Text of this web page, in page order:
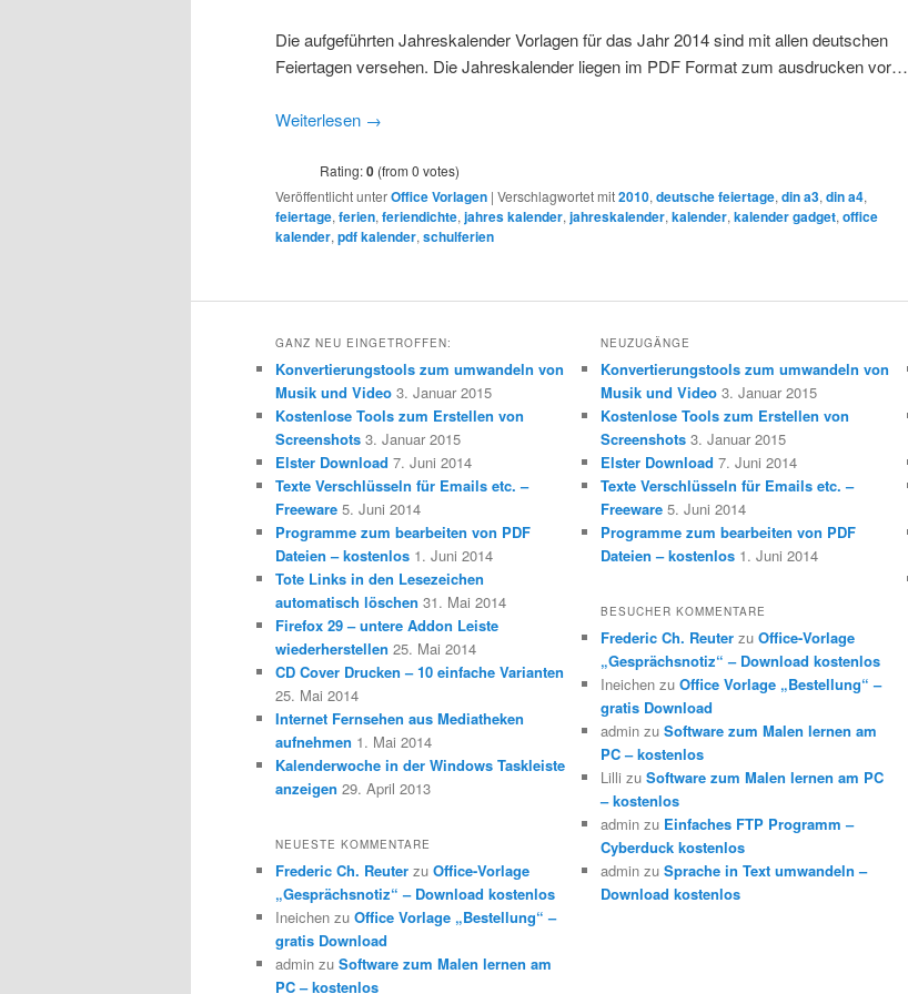
Die aufgeführten Jahreskalender Vorlagen für das Jahr 2014 sind mit allen deutschen
Feiertagen versehen. Die Jahreskalender liegen im PDF Format zum ausdrucken vor…
Weiterlesen →
Rating:0 (from 0 votes)
Veröffentlicht unterOffice Vorlagen | Verschlagwortet mit2010, deutsche feiertage, din a3, din a4,
feiertage, ferien, feriendichte, jahres kalender, jahreskalender, kalender, kalender gadget, office
kalender, pdf kalender, schulferien
GANZ NEU EINGETROFFEN:
Konvertierungstools zum umwandeln von
Musik und Video 3. Januar 2015
Kostenlose Tools zum Erstellen von
Screenshots 3. Januar 2015
Elster Download 7. Juni 2014
Texte Verschlüsseln für Emails etc. –
Freeware 5. Juni 2014
Programme zum bearbeiten von PDF
Dateien – kostenlos 1. Juni 2014
Tote Links in den Lesezeichen
automatisch löschen 31. Mai 2014
Firefox 29 – untere Addon Leiste
wiederherstellen 25. Mai 2014
CD Cover Drucken – 10 einfache Varianten
25. Mai 2014
Internet Fernsehen aus Mediatheken
aufnehmen 1. Mai 2014
Kalenderwoche in der Windows Taskleiste
anzeigen 29. April 2013
NEUESTE KOMMENTARE
Frederic Ch. Reuter zu Office-Vorlage
„Gesprächsnotiz“ – Download kostenlos
Ineichen zu Office Vorlage „Bestellung“ –
gratis Download
admin zu Software zum Malen lernen am
PC – kostenlos
NEUZUGÄNGE
Konvertierungstools zum umwandeln von
Musik und Video 3. Januar 2015
Kostenlose Tools zum Erstellen von
Screenshots 3. Januar 2015
Elster Download 7. Juni 2014
Texte Verschlüsseln für Emails etc. –
Freeware 5. Juni 2014
Programme zum bearbeiten von PDF
Dateien – kostenlos 1. Juni 2014
BESUCHER KOMMENTARE
Frederic Ch. Reuterzu Office-Vorlage
„Gesprächsnotiz“ – Download kostenlos
Ineichenzu Office Vorlage „Bestellung“ –
gratis Download
adminzu Software zum Malen lernen am
PC – kostenlos
Lilli zu Software zum Malen lernen am PC
– kostenlos
adminzu Einfaches FTP Programm –
Cyberduck kostenlos
adminzu Sprache in Text umwandeln –
Download kostenlos